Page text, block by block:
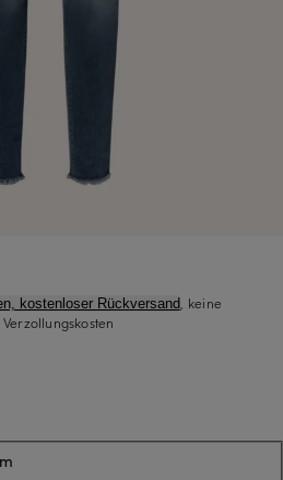
kostenloser Rückversand, keine